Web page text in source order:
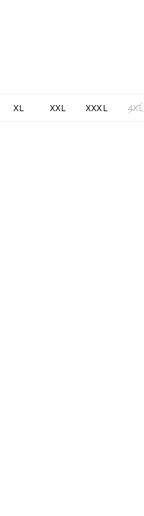
XL XXL XXXL 4XL